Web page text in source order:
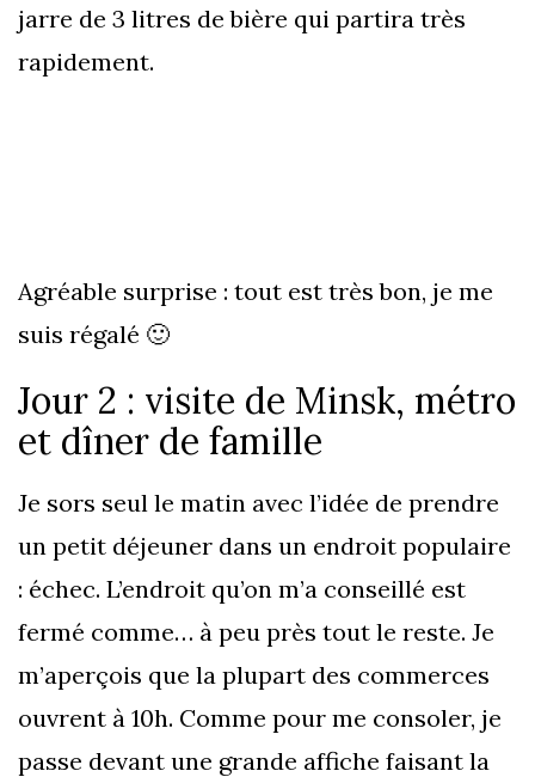
jarre de 3 litres de bière qui partira très
rapidement.
Agréable surprise : tout est très bon, je me
suis régalé 🙂
Jour 2 : visite de Minsk, métro
et dîner de famille
Je sors seul le matin avec l’idée de prendre
un petit déjeuner dans un endroit populaire
: échec. L’endroit qu’on m’a conseillé est
fermé comme… à peu près tout le reste. Je
m’aperçois que la plupart des commerces
ouvrent à 10h. Comme pour me consoler, je
passe devant une grande affiche faisant la